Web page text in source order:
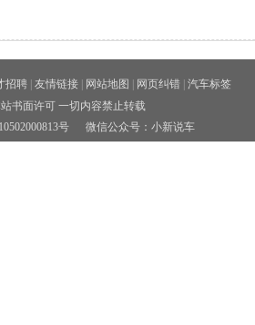
招聘 友情链接 网站地图 网页纠错
汽车标签
书面许可 一切内容禁止转载
号微信公众号：小新说车